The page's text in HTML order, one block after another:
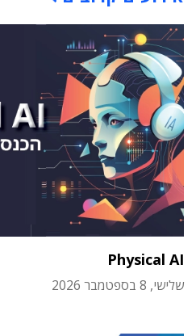
Physical AI
שלישי, 8 בספטמבר 2026